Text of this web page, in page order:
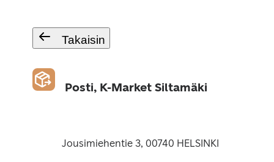
Takaisin
Posti, K-Market Siltamäki
Jousimiehentie 3, 00740 HELSINKI